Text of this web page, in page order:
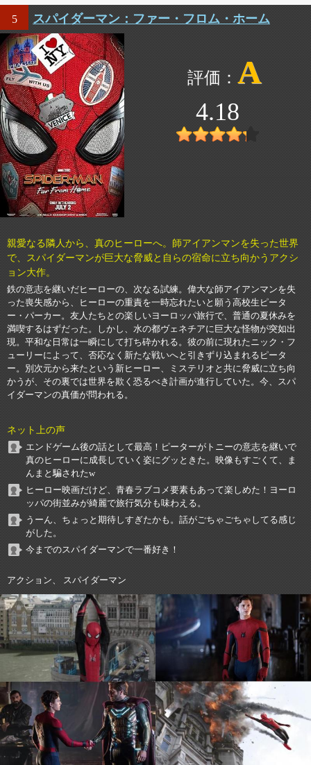
5 スパイダーマン：ファー・フロム・ホーム
A
4.18
親愛なる隣人から、真のヒーローへ。師アイアンマンを失った世界
で、スパイダーマンが巨大な脅威と自らの宿命に立ち向かうアクシ
ョン大作。
鉄の意志を継いだヒーローの、次なる試練。偉大な師アイアンマンを失
った喪失感から、ヒーローの重責を一時忘れたいと願う高校生ピータ
ー・パーカー。友人たちとの楽しいヨーロッパ旅行で、普通の夏休みを
満喫するはずだった。しかし、水の都ヴェネチアに巨大な怪物が突如出
現。平和な日常は一瞬にして打ち砕かれる。彼の前に現れたニック・フ
ューリーによって、否応なく新たな戦いへと引きずり込まれるピータ
ー。別次元から来たという新ヒーロー、ミステリオと共に脅威に立ち向
かうが、その裏では世界を欺く恐るべき計画が進行していた。今、スパ
イダーマンの真価が問われる。
ネット上の声
エンドゲーム後の話として最高！ピーターがトニーの意志を継いで
真のヒーローに成長していく姿にグッときた。映像もすごくて、ま
んまと騙されたw
ヒーロー映画だけど、青春ラブコメ要素もあって楽しめた！ヨーロ
ッパの街並みが綺麗で旅行気分も味わえる。
うーん、ちょっと期待しすぎたかも。話がごちゃごちゃしてる感じ
がした。
今までのスパイダーマンで一番好き！
アクション、 スパイダーマン